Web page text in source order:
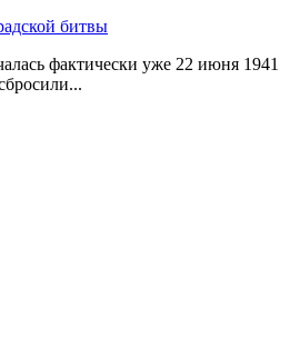
битвы
фактически уже 22 июня 1941